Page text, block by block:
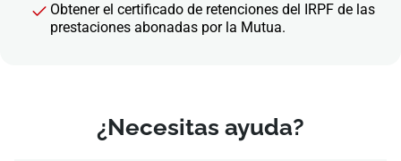
Obtener el certificado de retenciones del IRPF de las
prestaciones abonadas por la Mutua.
¿Necesitas ayuda?